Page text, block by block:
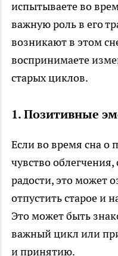
испытываете во
важную роль в его
возникают в этом
воспринимаете
старых циклов.
1.Позитивные
Если во время сна о
чувство
радости, это может
отпустить старое и
Это может быть
важный цикл или
и принятию.